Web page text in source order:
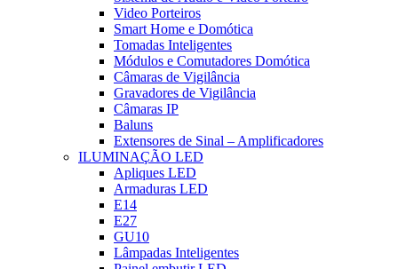
Video Porteiros
Smart Home e Domótica
Tomadas Inteligentes
Módulos e Comutadores Domótica
Câmaras de Vigilância
Gravadores de Vigilância
Câmaras IP
Baluns
Extensores de Sinal – Amplificadores
ILUMINAÇÃO LED
Apliques LED
Armaduras LED
E14
E27
GU10
Lâmpadas Inteligentes